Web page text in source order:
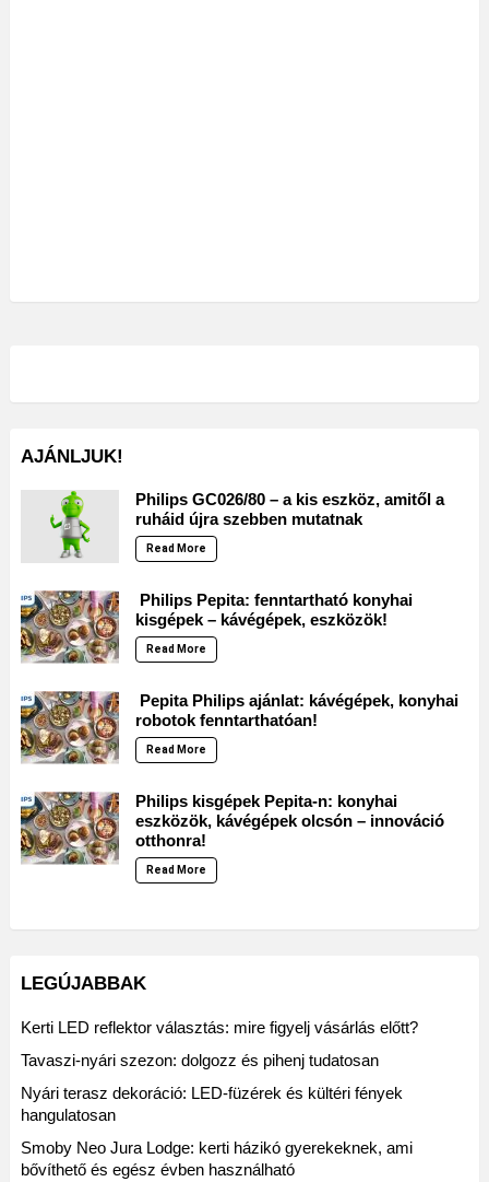
AJÁNLJUK!
Philips GC026/80 – a kis eszköz, amitől a
ruháid újra szebben mutatnak
Read More
Philips Pepita: fenntartható konyhai
kisgépek – kávégépek, eszközök!
Read More
Pepita Philips ajánlat: kávégépek, konyhai
robotok fenntarthatóan!
Read More
Philips kisgépek Pepita-n: konyhai
eszközök, kávégépek olcsón – innováció
otthonra!
Read More
LEGÚJABBAK
Kerti LED reflektor választás: mire figyelj vásárlás előtt?
Tavaszi-nyári szezon: dolgozz és pihenj tudatosan
Nyári terasz dekoráció: LED-füzérek és kültéri fények
hangulatosan
Smoby Neo Jura Lodge: kerti házikó gyerekeknek, ami
bővíthető és egész évben használható